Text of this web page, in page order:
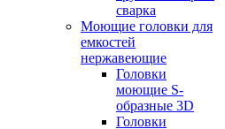
сварка
Моющие головки для
емкостей
нержавеющие
Головки
моющие S-
образные 3D
Головки